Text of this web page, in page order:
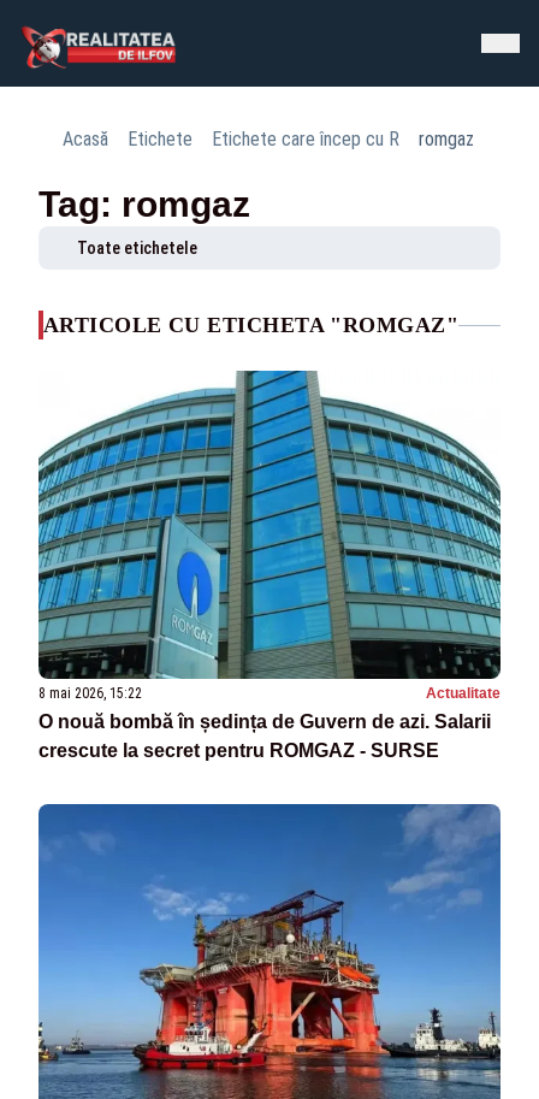
Acasă Etichete Etichete care încep cu R romgaz
Tag: romgaz
Toate etichetele
ARTICOLE CU ETICHETA "ROMGAZ"
8 mai 2026, 15:22 Actualitate
O nouă bombă în ședința de Guvern de azi. Salarii
crescute la secret pentru ROMGAZ - SURSE